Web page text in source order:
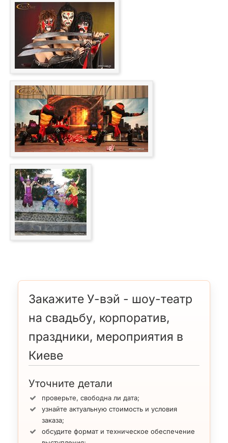
Закажите У-вэй - шоу-театр
на свадьбу, корпоратив,
праздники, мероприятия в
Киеве
Уточните детали
проверьте, свободна ли дата;
узнайте актуальную стоимость и условия
заказа;
обсудите формат и техническое обеспечение